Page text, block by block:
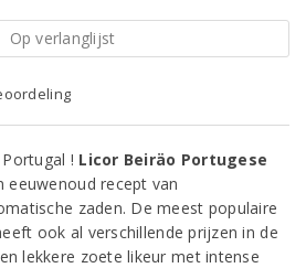
Op verlanglijst
! Licor Beiräo Portugese
eeuwenoud recept van
zaden. De meest populaire
ook al verschillende prijzen in de
lekkere zoete likeur met intense